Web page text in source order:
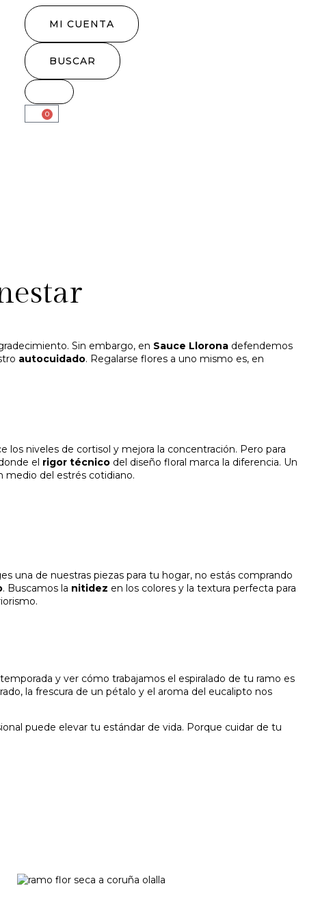
MI CUENTA
BUSCAR
0
Sin embargo, en Sauce Llorona defendemos
autocuidado. Regalarse flores a uno mismo es, en
niveles de cortisol y mejora la concentración. Pero para
el rigor técnico del diseño floral marca la diferencia. Un
medio del estrés cotidiano.
una de nuestras piezas para tu hogar, no estás comprando
. Buscamos la nitidez en los colores y la textura perfecta para
y ver cómo trabajamos el espiralado de tu ramo es
la frescura de un pétalo y el aroma del eucalipto nos
puede elevar tu estándar de vida. Porque cuidar de tu